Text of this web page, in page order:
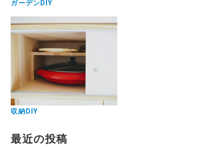
ガーデンDIY
収納DIY
最近の投稿